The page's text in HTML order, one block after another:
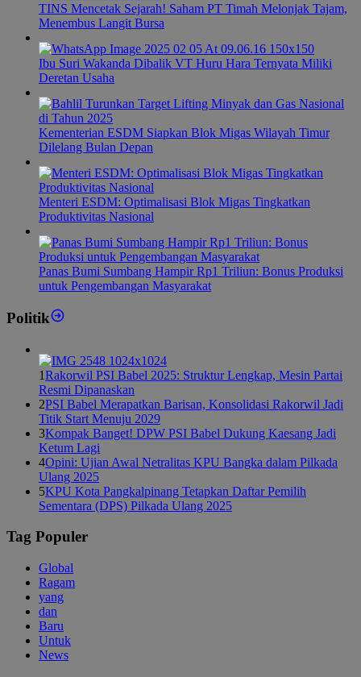
TINS Mencetak Sejarah! Saham PT Timah Melonjak Tajam,
Menembus Langit Bursa
Ibu Suri Wakanda Dibalik VT Huru Hara Ternyata Miliki
Deretan Usaha
Kementerian ESDM Siapkan Blok Migas Wilayah Timur
Dilelang Bulan Depan
Menteri ESDM: Optimalisasi Blok Migas Tingkatkan
Produktivitas Nasional
Panas Bumi Sumbang Hampir Rp1 Triliun: Bonus Produksi
untuk Pengembangan Masyarakat
Politik
1Rakorwil PSI Babel 2025: Struktur Lengkap, Mesin Partai
Resmi Dipanaskan
2PSI Babel Merapatkan Barisan, Konsolidasi Rakorwil Jadi
Titik Start Menuju 2029
3Kompak Banget! DPW PSI Babel Dukung Kaesang Jadi
Ketum Lagi
4Opini: Ujian Awal Netralitas KPU Bangka dalam Pilkada
Ulang 2025
5KPU Kota Pangkalpinang Tetapkan Daftar Pemilih
Sementara (DPS) Pilkada Ulang 2025
Tag Populer
Global
Ragam
yang
dan
Baru
Untuk
News